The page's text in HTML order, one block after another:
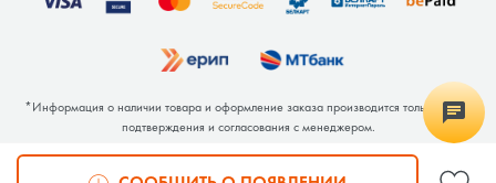
*Информация о наличии товара и оформление заказа производится только после
подтверждения и согласования с менеджером.
Общество с ограниченной ответственностью «Люкрай» Юридический адрес:
220062, г. Минск, ул. Тимирязева, дом 123, корп. 2, оф. 367/2 Почтовый адрес: